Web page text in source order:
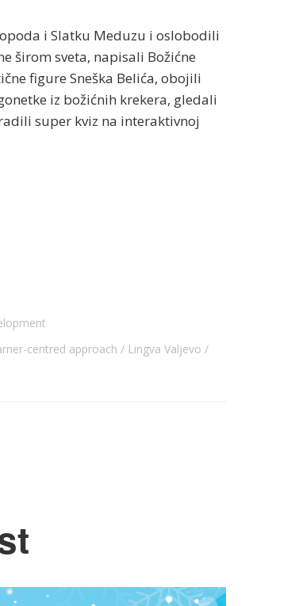
i Slatku Meduzu i oslobodili
širom sveta, napisali Božićne
figure Sneška Belića, obojili
iz božićnih krekera, gledali
super kviz na interaktivnoj
centred approach
Lingva Valjevo